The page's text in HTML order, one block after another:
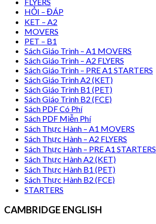
FLYERS
HỎI – ĐÁP
KET – A2
MOVERS
PET – B1
Sách Giáo Trình – A1 MOVERS
Sách Giáo Trình – A2 FLYERS
Sách Giáo Trình – PRE A1 STARTERS
Sách Giáo Trình A2 (KET)
Sách Giáo Trình B1 (PET)
Sách Giáo Trình B2 (FCE)
Sách PDF Có Phí
Sách PDF Miễn Phí
Sách Thực Hành – A1 MOVERS
Sách Thực Hành – A2 FLYERS
Sách Thực Hành – PRE A1 STARTERS
Sách Thực Hành A2 (KET)
Sách Thực Hành B1 (PET)
Sách Thực Hành B2 (FCE)
STARTERS
CAMBRIDGE ENGLISH